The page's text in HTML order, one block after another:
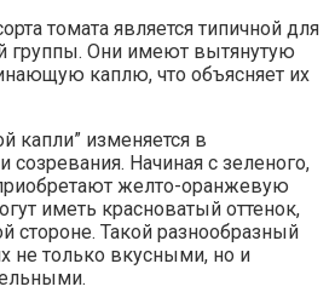
томата является типичной для
группы. Они имеют вытянутую
каплю, что объясняет их
капли” изменяется в
созревания. Начиная с зеленого,
желто-оранжевую
иметь красноватый оттенок,
стороне. Такой разнообразный
не только вкусными, но и